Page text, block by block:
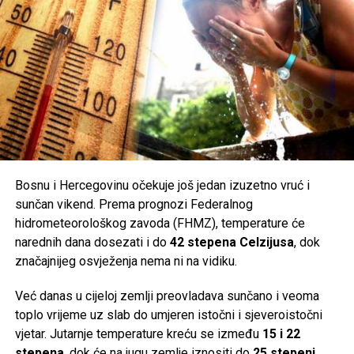
Bosnu i Hercegovinu očekuje još jedan izuzetno vruć i
sunčan vikend. Prema prognozi Federalnog
hidrometeorološkog zavoda (FHMZ), temperature će
narednih dana dosezati i do 42 stepena Celzijusa, dok
značajnijeg osvježenja nema ni na vidiku.
Već danas u cijeloj zemlji preovladava sunčano i veoma
toplo vrijeme uz slab do umjeren istočni i sjeveroistočni
vjetar. Jutarnje temperature kreću se između 15 i 22